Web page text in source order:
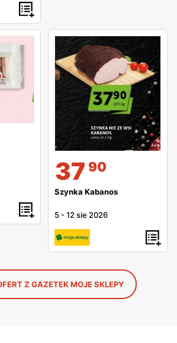
37 90
Szynka Kabanos
5 -12 sie 2026
Z GAZETEK MOJE SKLEPY